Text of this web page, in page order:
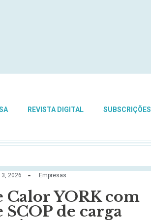
REVISTA DIGITAL SUBSCRIÇÕES
2026 Empresas
Calor YORK com
de carga